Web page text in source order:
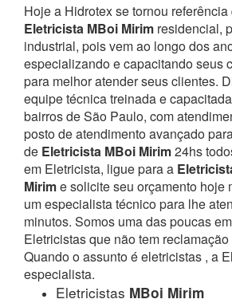
Hoje a Hidrotex se tornou
Eletricista MBoi Mirim residencial,
industrial, pois vem ao longo dos
especializando e capacitando seus
para melhor atender seus clientes.
equipe técnica treinada e
bairros de São Paulo, com
posto de atendimento avançado
de Eletricista MBoi Mirim24hs
em Eletricista, ligue para a
Mirime solicite seu orçamento hoje
um especialista técnico para lhe
minutos. Somos uma das poucas
Eletricistas que não tem
Quando o assunto é eletricistas , a
especialista.
Eletricistas MBoi Mirim